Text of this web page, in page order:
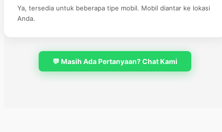
Ya, tersedia untuk beberapa tipe mobil. Mobil diantar ke lokasi
Anda.
💬 Masih Ada Pertanyaan? Chat Kami